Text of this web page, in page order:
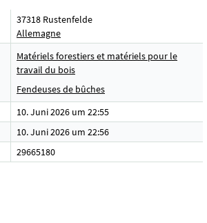
37318 Rustenfelde
Allemagne
Matériels forestiers et matériels pour le
travail du bois
Fendeuses de bûches
10. Juni 2026 um 22:55
10. Juni 2026 um 22:56
29665180